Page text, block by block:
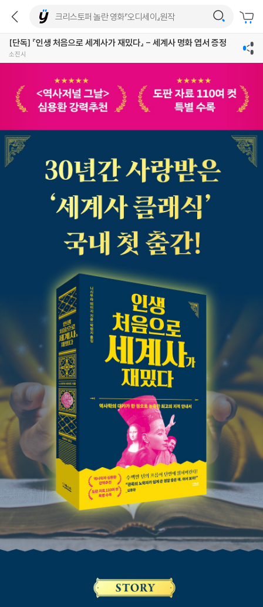
[단독] 『인생 처음으로 세계사가 재밌다』 - 세계사 명화 엽서 증정
소진시